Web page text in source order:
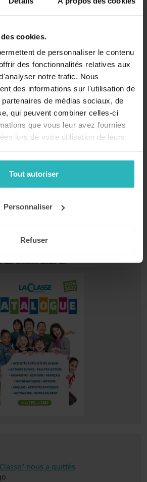
cookies.
de personnaliser le contenu
des fonctionnalités relatives aux
notre trafic. Nous
des informations sur l'utilisation de
de médias sociaux, de
qui peuvent combiner celles-ci
que vous leur avez fournies
lors de votre utilisation de leurs
Tout autoriser
Personnaliser
Refuser
Classe 2026-27
nous a quittés